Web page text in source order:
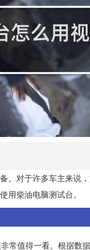
。对于许多车主来说
用柴油电脑测试台。
常值得一看。根据数